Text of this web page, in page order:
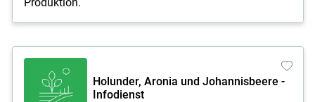
Holunder, Aronia und Johannisbeere -
Infodienst